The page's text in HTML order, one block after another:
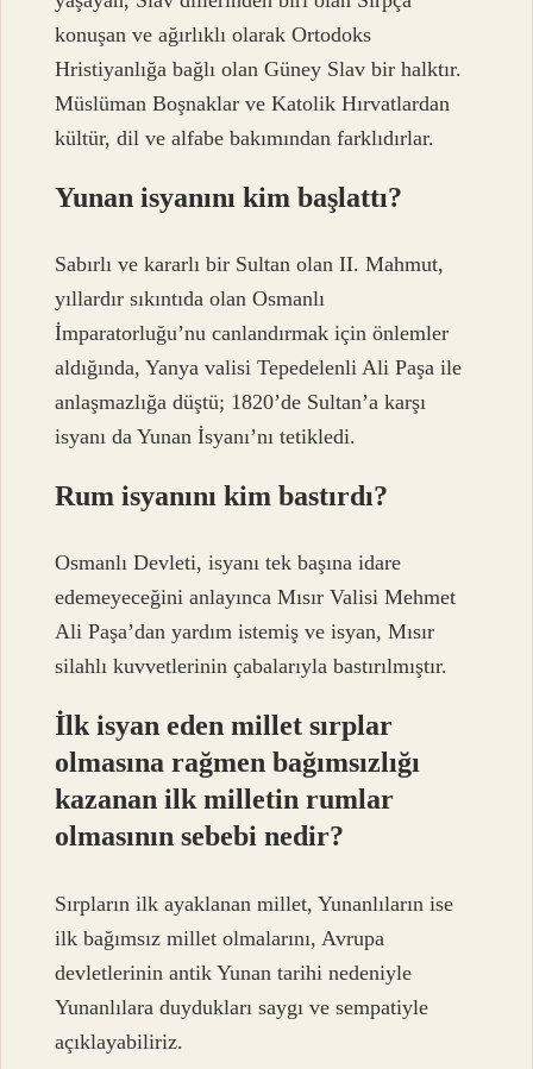
konuşan ve ağırlıklı olarak Ortodoks
Hristiyanlığa bağlı olan Güney Slav bir halktır.
Müslüman Boşnaklar ve Katolik Hırvatlardan
kültür, dil ve alfabe bakımından farklıdırlar.
Yunan isyanını kim başlattı?
Sabırlı ve kararlı bir Sultan olan II. Mahmut,
yıllardır sıkıntıda olan Osmanlı
İmparatorluğu’nu canlandırmak için önlemler
aldığında, Yanya valisi Tepedelenli Ali Paşa ile
anlaşmazlığa düştü; 1820’de Sultan’a karşı
isyanı da Yunan İsyanı’nı tetikledi.
Rum isyanını kim bastırdı?
Osmanlı Devleti, isyanı tek başına idare
edemeyeceğini anlayınca Mısır Valisi Mehmet
Ali Paşa’dan yardım istemiş ve isyan, Mısır
silahlı kuvvetlerinin çabalarıyla bastırılmıştır.
İlk isyan eden millet sırplar
olmasına rağmen bağımsızlığı
kazanan ilk milletin rumlar
olmasının sebebi nedir?
Sırpların ilk ayaklanan millet, Yunanlıların ise
ilk bağımsız millet olmalarını, Avrupa
devletlerinin antik Yunan tarihi nedeniyle
Yunanlılara duydukları saygı ve sempatiyle
açıklayabiliriz.